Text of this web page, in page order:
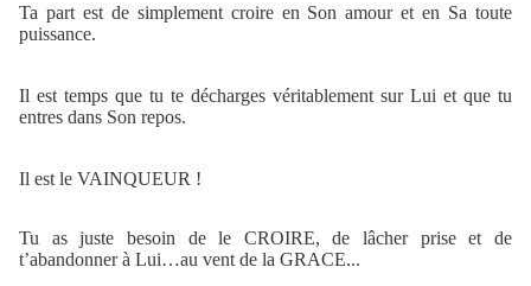
Ta part est de simplement croire en Son amour et en Sa toute
puissance.
Il est temps que tu te décharges véritablement sur Lui et que tu
entres dans Son repos.
Il est le VAINQUEUR !
Tu as juste besoin de le CROIRE, de lâcher prise et de
t’abandonner à Lui…au vent de la GRACE...